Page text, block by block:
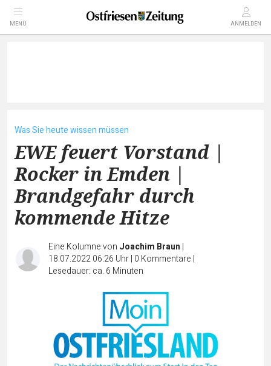
MENÜ ANMELDEN
Was Sie heute wissen müssen
EWE feuert Vorstand |
Rocker in Emden |
Brandgefahr durch
kommende Hitze
Eine Kolumne von Joachim Braun |
18.07.2022 06:26 Uhr| 0 Kommentare |
Lesedauer: ca. 6 Minuten